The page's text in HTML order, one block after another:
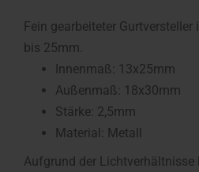
Fein gearbeiteter
bis 25mm.
Innenmaß: 13x25mm
Außenmaß: 18x30mm
Stärke: 2,5mm
Material: Metall
Aufgrund der Lichtverhältnisse